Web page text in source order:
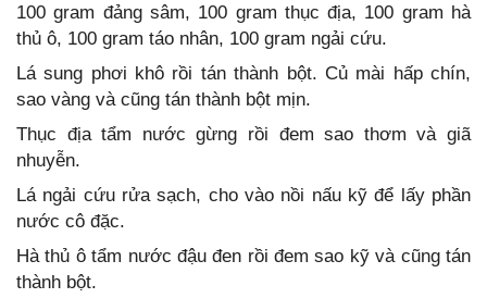
100 gram đảng sâm, 100 gram thục địa, 100 gram hà
thủ ô, 100 gram táo nhân, 100 gram ngải cứu.
Lá sung phơi khô rồi tán thành bột. Củ mài hấp chín,
sao vàng và cũng tán thành bột mịn.
Thục địa tẩm nước gừng rồi đem sao thơm và giã
nhuyễn.
Lá ngải cứu rửa sạch, cho vào nồi nấu kỹ để lấy phần
nước cô đặc.
Hà thủ ô tẩm nước đậu đen rồi đem sao kỹ và cũng tán
thành bột.